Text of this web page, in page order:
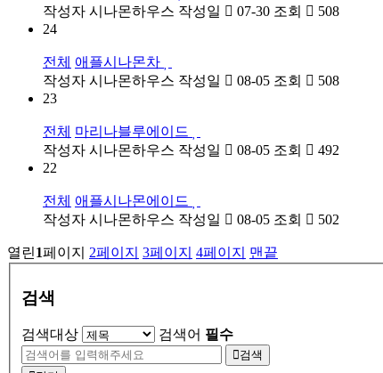
작성자 시나몬하우스 작성일 07-30 조회
508
24
전체 애플시나몬차
작성자 시나몬하우스 작성일 08-05 조회
508
23
전체 마리나블루에이드
작성자 시나몬하우스 작성일 08-05 조회
492
22
전체 애플시나몬에이드
작성자 시나몬하우스 작성일 08-05 조회 502
열린1페이지 2페이지 3페이지 4페이지 맨끝
검색
검색대상 검색어 필수
검색